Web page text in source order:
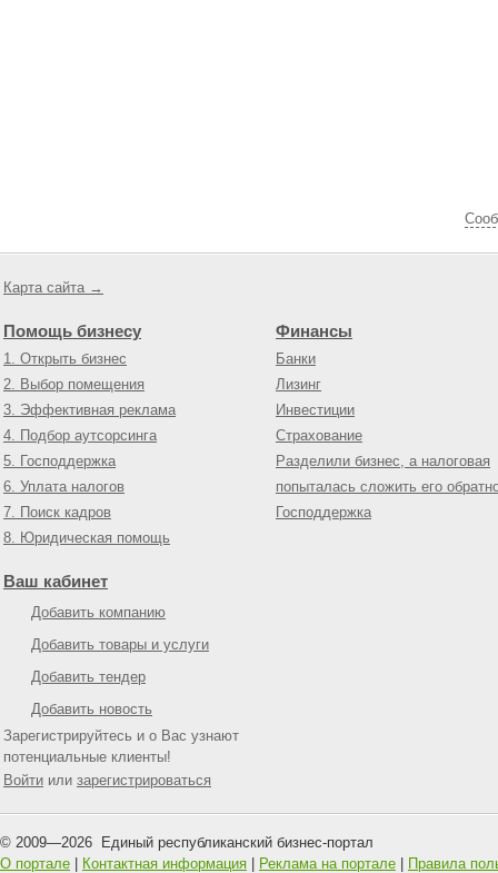
Карта сайта →
Помощь бизнесу
1. Открыть бизнес
2. Выбор помещения
3. Эффективная реклама
4. Подбор аутсорсинга
5. Господдержка
6. Уплата налогов
7. Поиск кадров
8. Юридическая помощь
Финансы
Банки
Лизинг
Инвестиции
Страхование
Разделили бизнес, а налоговая
попыталась сложить его
Господдержка
Ваш кабинет
Добавить компанию
Добавить товары и услуги
Добавить тендер
Добавить новость
Зарегистрируйтесь и о Вас узнают
потенциальные клиенты!
Войти или зарегистрироваться
© 2009—2026 Единый республиканский бизнес-портал
О портале
Контактная информация Реклама на портале Правила